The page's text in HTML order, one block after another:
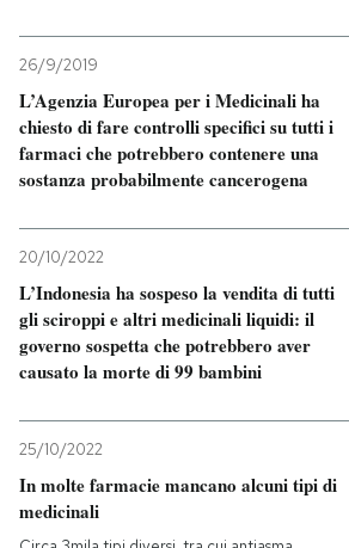
26/9/2019
L’Agenzia Europea per i Medicinali ha
chiesto di fare controlli specifici su tutti i
farmaci che potrebbero contenere una
sostanza probabilmente cancerogena
20/10/2022
L’Indonesia ha sospeso la vendita di tutti
gli sciroppi e altri medicinali liquidi: il
governo sospetta che potrebbero aver
causato la morte di 99 bambini
25/10/2022
In molte farmacie mancano alcuni tipi di
medicinali